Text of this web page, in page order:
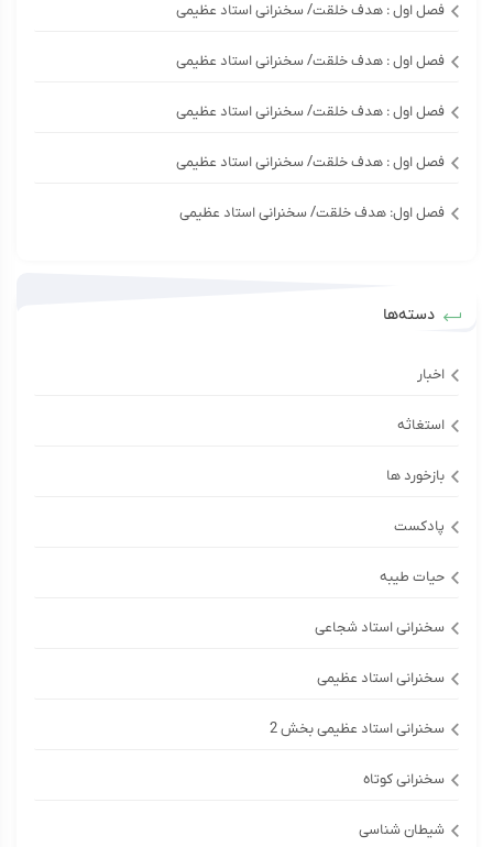
فصل اول : هدف خلقت/ سخنرانی استاد عظیمی
فصل اول : هدف خلقت/ سخنرانی استاد عظیمی
فصل اول : هدف خلقت/ سخنرانی استاد عظیمی
فصل اول : هدف خلقت/ سخنرانی استاد عظیمی
فصل اول: هدف خلقت/ سخنرانی استاد عظیمی
دسته‌ها
اخبار
استغاثه
بازخورد ها
پادکست
حیات طیبه
سخنرانی استاد شجاعی
سخنرانی استاد عظیمی
سخنرانی استاد عظیمی بخش 2
سخنرانی کوتاه
شیطان شناسی